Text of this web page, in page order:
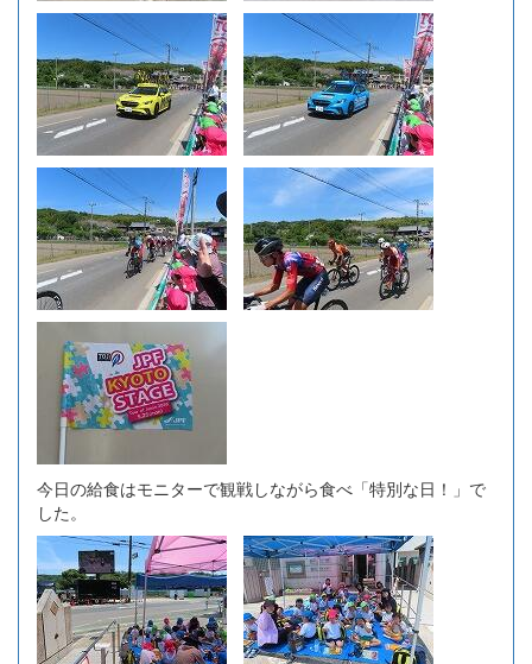
今日の給食はモニターで観戦しながら食べ「特別な日！」で
した。